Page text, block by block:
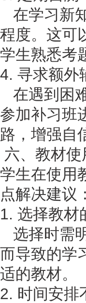
在学习新
程度。这可
学生熟悉考
4. 寻求额外
在遇到困
参加补习班
路，增强自
六、教材
学生在使用
点解决建议：
1. 选择教材
选择时需
而导致的学
适的教材。
2. 时间安排